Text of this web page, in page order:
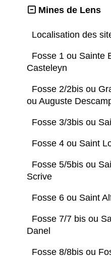
Mines de Lens
Localisation des
Fosse 1 ou Sainte
Casteleyn
Fosse 2/2bis ou
ou Auguste
Fosse 3/3bis ou
Fosse 4 ou Saint
Fosse 5/5bis ou
Scrive
Fosse 6 ou Saint
Fosse 7/7 bis ou
Danel
Fosse 8/8bis ou